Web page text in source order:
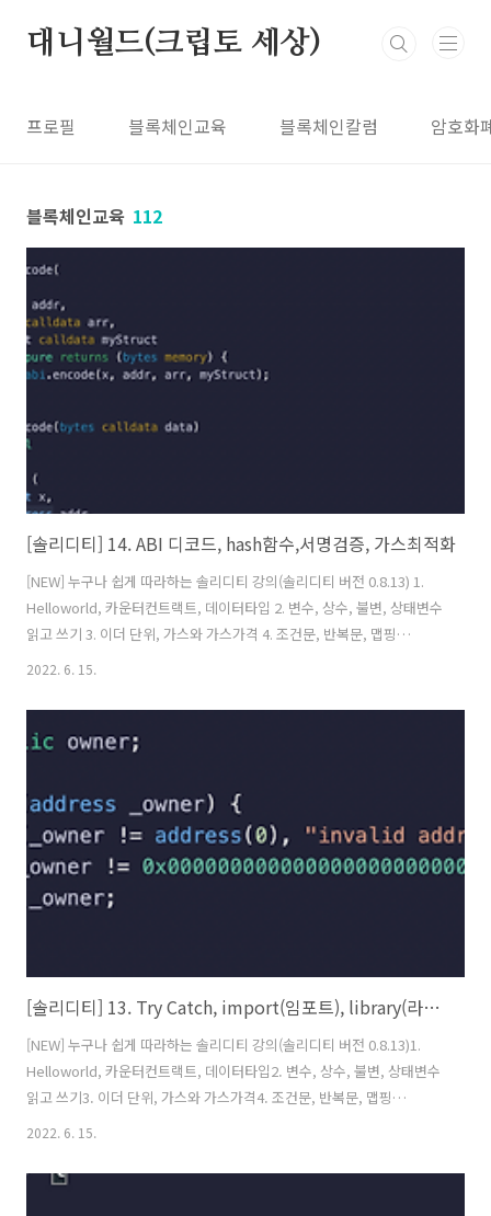
대니월드(크립토 세상)
프로필 블록체인교육 블록체인칼럼 암호화
블록체인교육 112
[솔리디티] 14. ABI 디코드, hash함수,서명검증, 가스최적화
[NEW] 누구나 쉽게 따라하는 솔리디티 강의(솔리디티 버전 0.8.13) 1.
Helloworld, 카운터컨트랙트, 데이터타입 2. 변수, 상수, 불변, 상태변수
읽고 쓰기 3. 이더 단위, 가스와 가스가격 4. 조건문, 반복문, 맵핑
(mapping) 5. 배열, 열거형(enum), 구조체(calldata,memory) 6. 데이
(modifier) 8. 이벤트(events), 생성자(constructor), 상속 9. 상속, 섀
도잉,super키워드 함수 속성들 10. 인터페이스(interface), payable,
기법) 12. 함수 ..
2022. 6. 15.
[솔리디티] 13. Try Catch, import(임포트), library(라이브러리)
[NEW] 누구나 쉽게 따라하는 솔리디티 강의(솔리디티 버전 0.8.13)1.
Helloworld, 카운터컨트랙트, 데이터타입2. 변수, 상수, 불변, 상태변수
읽고 쓰기3. 이더 단위, 가스와 가스가격4. 조건문, 반복문, 맵핑
(mapping)5. 배열, 열거형(enum), 구조체(calldata,memory) 6. 데이
(modifier)8. 이벤트(events), 생성자(constructor), 상속9. 상속, 섀도
2022. 6. 15.